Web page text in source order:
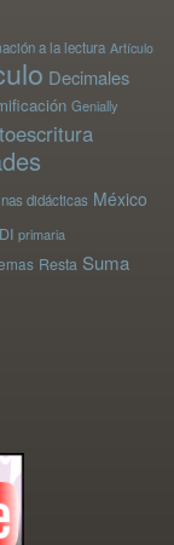
a la lectura Artículo
Decimales
Genially
didácticas México
primaria
Resta Suma